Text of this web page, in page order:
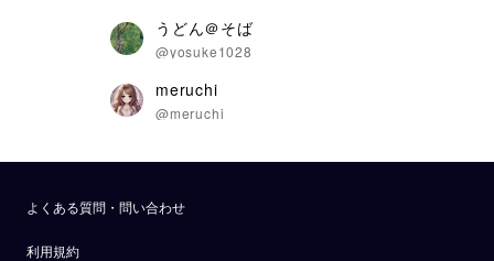
うどん＠そば
@yosuke1028
meruchi
@meruchi
よくある質問・問い合わせ
利用規約